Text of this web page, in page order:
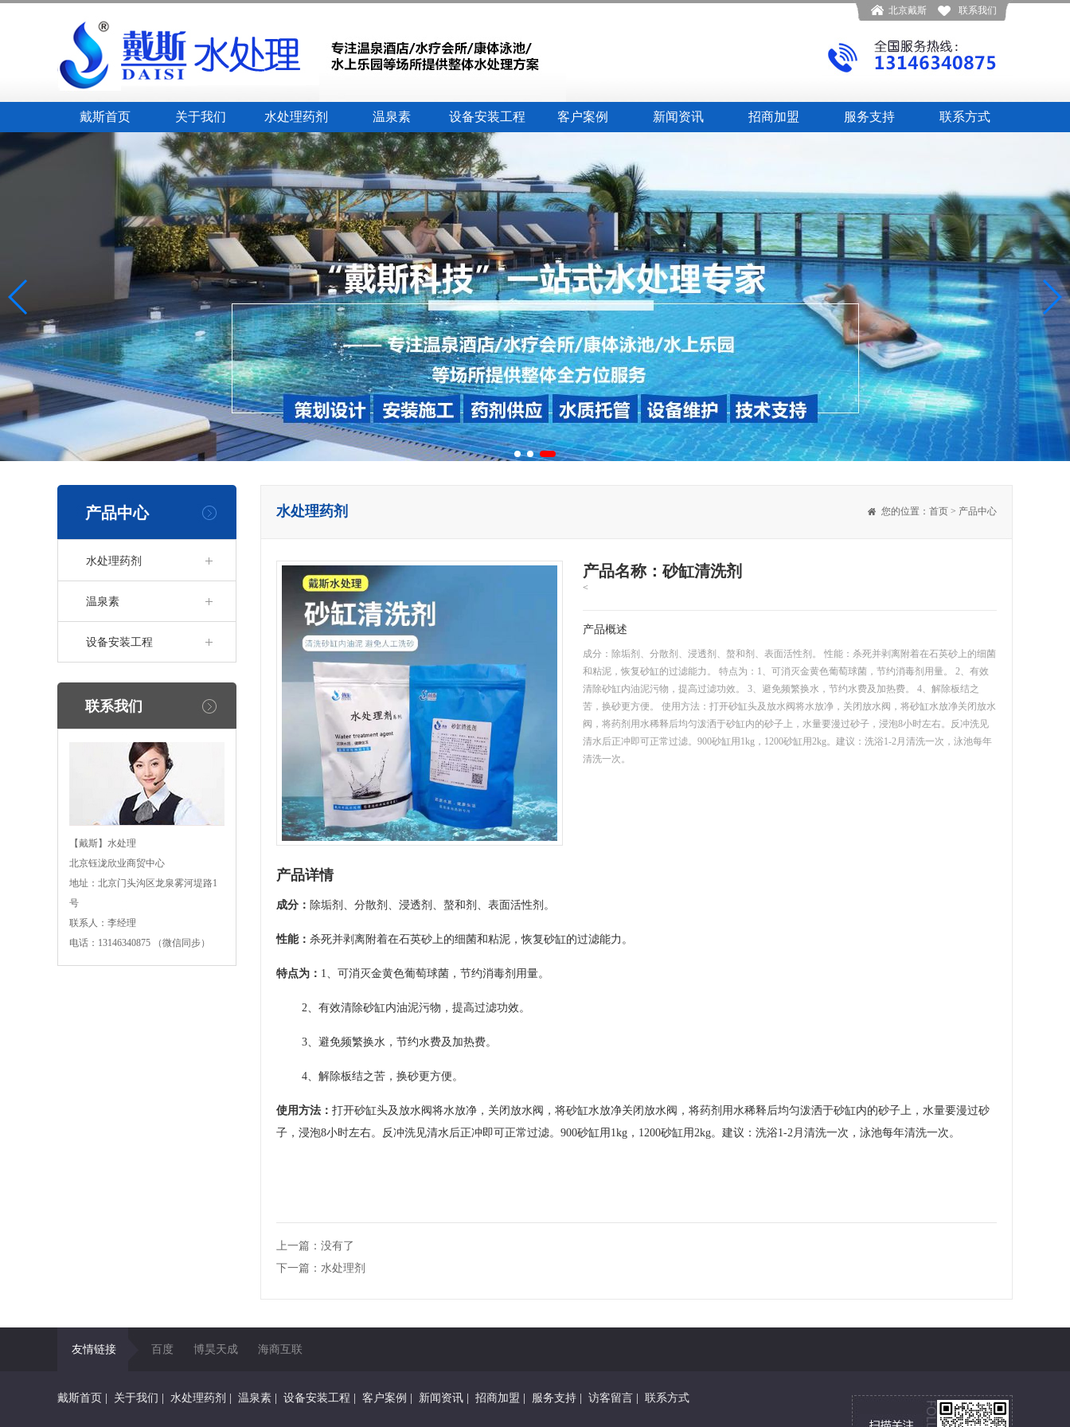
北京戴斯 联系我们
戴斯首页 关于我们 水处理药剂 温泉素 设备安装工程 客户案例 新闻资讯 招商加盟 服务支持 联系方式
产品中心
水处理药剂
温泉素
设备安装工程
联系我们
【戴斯】水处理
北京钰泷欣业商贸中心
地址：北京门头沟区龙泉雾河堤路1
号
联系人：李经理
电话：13146340875 （微信同步）
水处理药剂 您的位置： 首页 > 产品中心
产品名称：砂缸清洗剂
<
产品概述
成分：除垢剂、分散剂、浸透剂、螯和剂、表面活性剂。 性能：杀死并剥离附着在石英砂上的细菌
和粘泥，恢复砂缸的过滤能力。 特点为：1、可消灭金黄色葡萄球菌，节约消毒剂用量。 2、有效
清除砂缸内油泥污物，提高过滤功效。 3、避免频繁换水，节约水费及加热费。 4、解除板结之
苦，换砂更方便。 使用方法：打开砂缸头及放水阀将水放净，关闭放水阀，将砂缸水放净关闭放水
阀，将药剂用水稀释后均匀泼洒于砂缸内的砂子上，水量要漫过砂子，浸泡8小时左右。反冲洗见
清水后正冲即可正常过滤。900砂缸用1kg，1200砂缸用2kg。建议：洗浴1-2月清洗一次，泳池每年
清洗一次。
产品详情
成分： 除垢剂、分散剂、浸透剂、螯和剂、表面活性剂。
性能： 杀死并剥离附着在石英砂上的细菌和粘泥，恢复砂缸的过滤能力。
特点为： 1、可消灭金黄色葡萄球菌，节约消毒剂用量。
2、有效清除砂缸内油泥污物，提高过滤功效。
3、避免频繁换水，节约水费及加热费。
4、解除板结之苦，换砂更方便。
使用方法： 打开砂缸头及放水阀将水放净，关闭放水阀，将砂缸水放净关闭放水阀，将药剂用水稀释后均匀泼洒于砂缸内的砂子上，水量要漫过砂
子，浸泡8小时左右。反冲洗见清水后正冲即可正常过滤。900砂缸用1kg，1200砂缸用2kg。建议：洗浴1-2月清洗一次，泳池每年清洗一次。
上一篇：没有了
下一篇：水处理剂
友情链接 百度 博昊天成 海商互联
戴斯首页 关于我们 水处理药剂 温泉素 设备安装工程 客户案例 新闻资讯 招商加盟 服务支持 访客留言 联系方式